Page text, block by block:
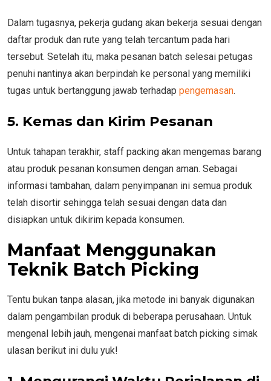
Dalam tugasnya, pekerja gudang akan bekerja sesuai dengan
daftar produk dan rute yang telah tercantum pada hari
tersebut. Setelah itu, maka pesanan batch selesai petugas
penuhi nantinya akan berpindah ke personal yang memiliki
tugas untuk bertanggung jawab terhadap pengemasan.
5. Kemas dan Kirim Pesanan
Untuk tahapan terakhir, staff packing akan mengemas barang
atau produk pesanan konsumen dengan aman. Sebagai
informasi tambahan, dalam penyimpanan ini semua produk
telah disortir sehingga telah sesuai dengan data dan
disiapkan untuk dikirim kepada konsumen.
Manfaat Menggunakan
Teknik Batch Picking
Tentu bukan tanpa alasan, jika metode ini banyak digunakan
dalam pengambilan produk di beberapa perusahaan. Untuk
mengenal lebih jauh, mengenai manfaat batch picking simak
ulasan berikut ini dulu yuk!